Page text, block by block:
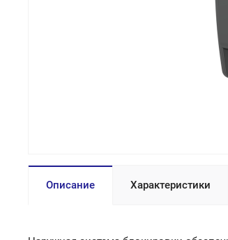
Описание Характеристики